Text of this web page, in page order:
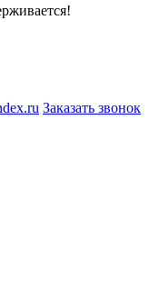
Заказать звонок